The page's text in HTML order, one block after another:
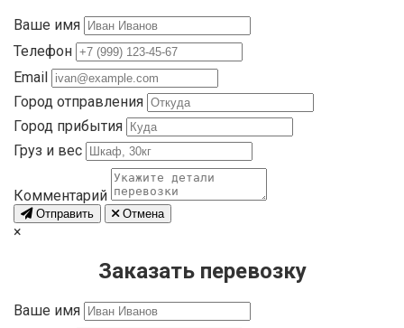
Ваше имя
Телефон
Email
Город отправления
Город прибытия
Груз и вес
Комментарий
Отправить Отмена
×
Заказать перевозку
Ваше имя